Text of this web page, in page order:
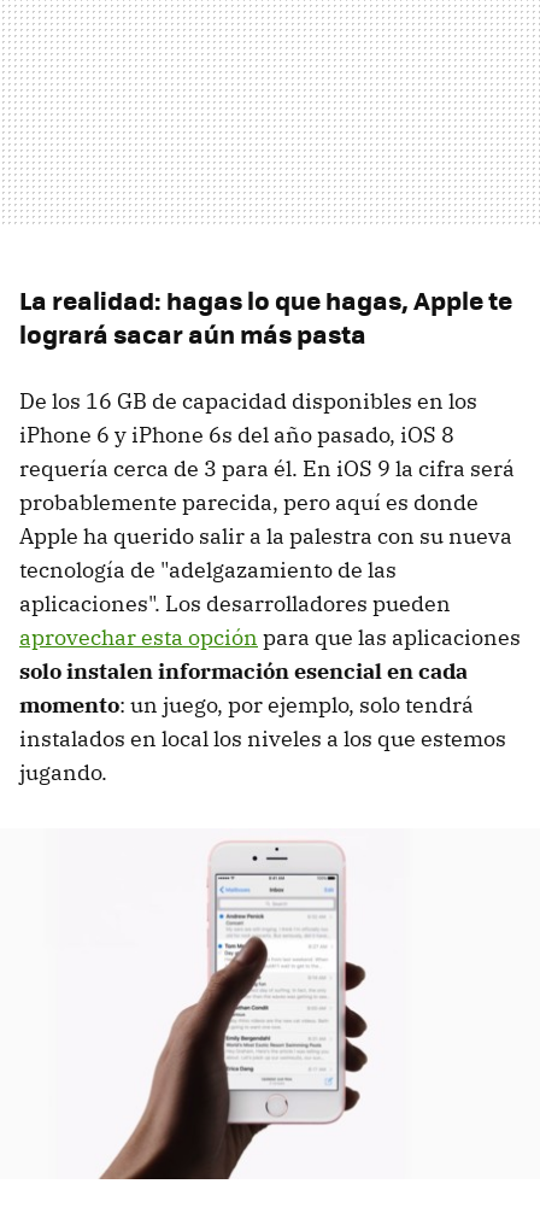
La realidad: hagas lo que hagas, Apple te
logrará sacar aún más pasta
De los 16 GB de capacidad disponibles en los
iPhone 6 y iPhone 6s del año pasado, iOS 8
requería cerca de 3 para él. En iOS 9 la cifra será
probablemente parecida, pero aquí es donde
Apple ha querido salir a la palestra con su nueva
tecnología de "adelgazamiento de las
aplicaciones". Los desarrolladores pueden
aprovechar esta opción para que las aplicaciones
solo instalen información esencial en cada
momento: un juego, por ejemplo, solo tendrá
instalados en local los niveles a los que estemos
jugando.